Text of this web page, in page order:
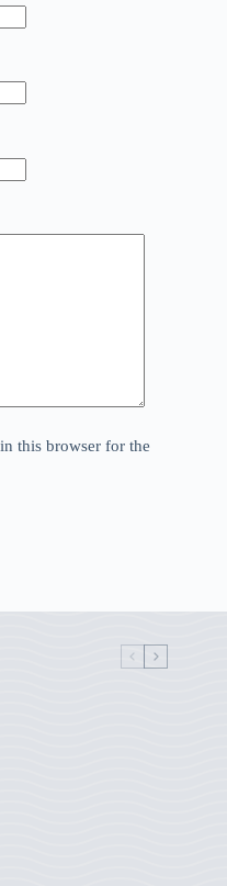
this browser for the